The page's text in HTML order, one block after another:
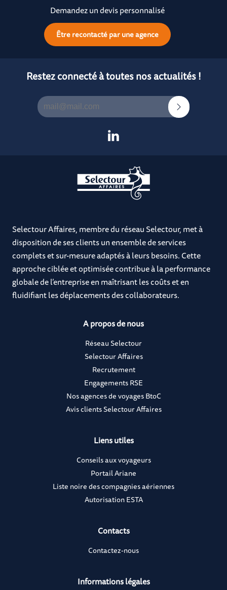
Demandez un devis personnalisé
Être recontacté par une agence
Restez connecté à toutes nos actualités !
Selectour Affaires, membre du réseau Selectour, met à
disposition de ses clients un ensemble de services
complets et sur-mesure adaptés à leurs besoins. Cette
approche ciblée et optimisée contribue à la performance
globale de l’entreprise en maîtrisant les coûts et en
fluidifiant les déplacements des collaborateurs.
A propos de nous
Réseau Selectour
Selectour Affaires
Recrutement
Engagements RSE
Nos agences de voyages BtoC
Avis clients Selectour Affaires
Liens utiles
Conseils aux voyageurs
Portail Ariane
Liste noire des compagnies aériennes
Autorisation ESTA
Contacts
Contactez-nous
Informations légales